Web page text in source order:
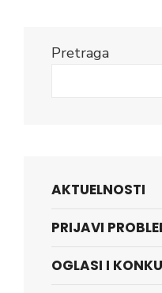
Pretraga
AKTUELNOSTI
PRIJAVI
OGLASI I